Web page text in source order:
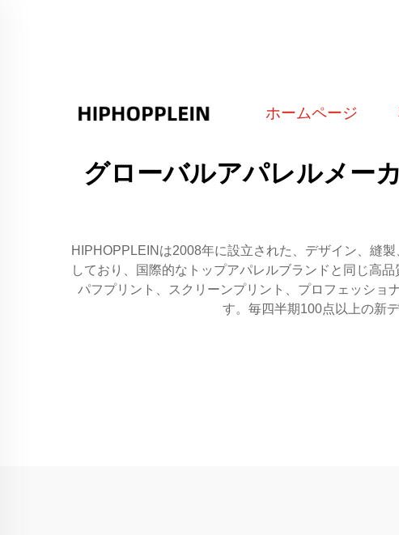
ホームページ
グローバルアパレルメー
HIPHOPPLEINは2008年に設立された、デザイン、縫
しており、国際的なトップアパレルブランドと同じ高
パフプリント、スクリーンプリント、プロフェッショ
す。毎四半期100点以上の新